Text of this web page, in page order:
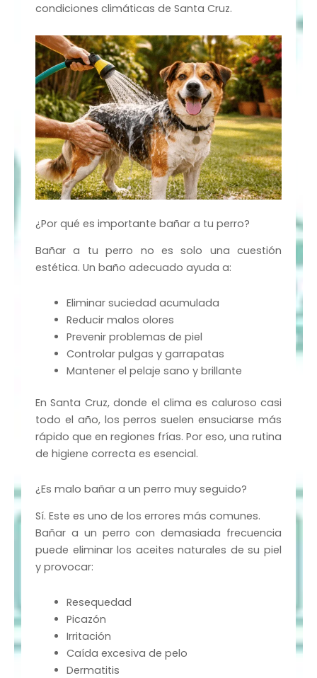
condiciones climáticas de Santa Cruz.
¿Por qué es importante bañar a tu perro?
Bañar a tu perro no es solo una cuestión
estética. Un baño adecuado ayuda a:
Eliminar suciedad acumulada
Reducir malos olores
Prevenir problemas de piel
Controlar pulgas y garrapatas
Mantener el pelaje sano y brillante
En Santa Cruz, donde el clima es caluroso casi
todo el año, los perros suelen ensuciarse más
rápido que en regiones frías. Por eso, una rutina
de higiene correcta es esencial.
¿Es malo bañar a un perro muy seguido?
Sí. Este es uno de los errores más comunes.
Bañar a un perro con demasiada frecuencia
puede eliminar los aceites naturales de su piel
y provocar:
Resequedad
Picazón
Irritación
Caída excesiva de pelo
Dermatitis